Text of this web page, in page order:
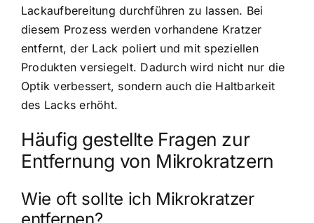
Lackaufbereitung durchführen zu lassen. Bei
diesem Prozess werden vorhandene Kratzer
entfernt, der Lack poliert und mit speziellen
Produkten versiegelt. Dadurch wird nicht nur die
Optik verbessert, sondern auch die Haltbarkeit
des Lacks erhöht.
Häufig gestellte Fragen zur
Entfernung von Mikrokratzern
Wie oft sollte ich Mikrokratzer